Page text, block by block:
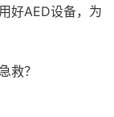
好AED设备，为
救？